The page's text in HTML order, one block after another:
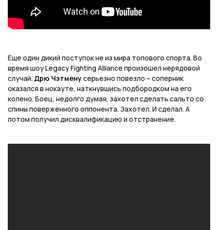
Еще один дикий поступок не из мира топового спорта. Во
время шоуLegacyFighting Alliance произошел нерядовой
случай. Дрю Чэтменусерьезно повезло – соперник
оказался в нокауте, наткнувшись подбородком на его
колено. Боец, недолго думая, захотел сделать сальто со
спины поверженного оппонента. Захотел. И сделал. А
потом получил дисквалификацию и отстранение.